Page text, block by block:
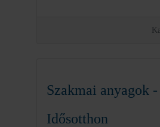
Szakmai anyagok
Idősotthon